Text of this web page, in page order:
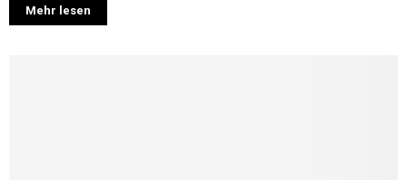
Mehr lesen